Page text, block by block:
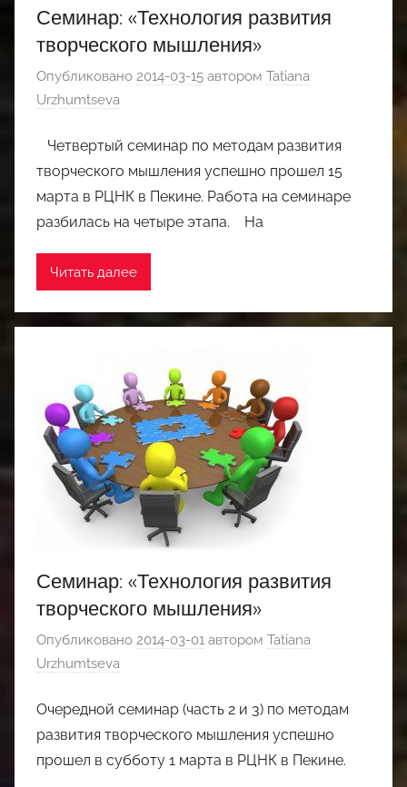
Семинар: «Технология развития
творческого мышления»
Опубликовано 2014-03-15 автором Tatiana
Urzhumtseva
Четвертый семинар по методам развития
творческого мышления успешно прошел 15
марта в РЦНК в Пекине. Работа на семинаре
разбилась на четыре этапа. На
Читать далее
Семинар: «Технология развития
творческого мышления»
Опубликовано 2014-03-01 автором Tatiana
Urzhumtseva
Очередной семинар (часть 2 и 3) по методам
развития творческого мышления успешно
прошел в субботу 1 марта в РЦНК в Пекине.